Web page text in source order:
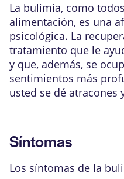
La bulimia, como
alimentación, es una
psicológica. La
tratamiento que le
y que, además, se
sentimientos más
usted se dé atracones
Síntomas
Los síntomas de la